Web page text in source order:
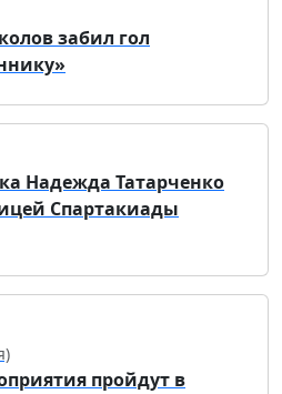
забил гол
Надежда Татарченко
Спартакиады
пройдут в